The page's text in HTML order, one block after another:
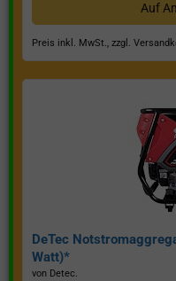
Auf
Preis inkl. MwSt., zzgl.
DeTec
Watt)*
von Detec.